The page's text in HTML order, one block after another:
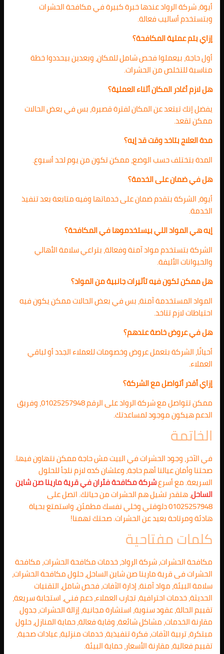
أيوة، شركة الرواد عندها خبرة كبيرة في مكافحة الحشرات
وبتستخدم أساليب فعالة.
إزاي بتم عملية المكافحة؟
أول حاجة، بيعملوا فحص شامل للمكان، وبعدين بيحددوا خطة
مناسبة للتخلص من الحشرات.
هل لازم أغادر المكان أثناء العملية؟
يفضل إنك تبتعد عن المكان لفترة قصيرة، بس في بعض الحالات
ممكن تقعد.
مدة العلاج بتاخد وقت قد إيه؟
المدة بتختلف حسب الوضع، ممكن تكون من يوم لحد أسبوع.
هل في ضمان على الخدمة؟
أيوة، الشركة بتقدم ضمان على خدماتها وفيه متابعة بعد تنفيذ
الخدمة.
إيه هي المواد اللي بيستخدموها في المكافحة؟
الشركة بتستخدم مواد آمنة وفعالة، بتراعي سلامة الأهالي
والحيوانات الأليفة.
هل ممكن تكون فيه تأثيرات جانبية من المواد؟
المواد المستخدمة آمنة، بس في بعض الحالات ممكن يكون فيه
احتياطات لازم تتاخد.
هل في عروض خاصة عندهم؟
أحيانًا، الشركة بتعمل عروض وخصومات للعملاء الجدد أو لباقي
العملاء.
إزاي أقدر أتواصل مع الشركة؟
ممكن تتواصل مع شركة الرواد على الرقم 01025257948، وفريق
الدعم هيكون موجود لمساعدتك.
الخاتمة
في الآخر، وجود الحشرات في البيت مش حاجة ممكن نتهاون فيها.
صحتنا وأمان عيالنا أهم حاجة، وعلشان كده لازم نلجأ للحلول
السريعة. مع أسرعشركة مكافحة فئران في قرية مارينا صن شاين
الساحل، هتقدر تشيل هم الحشرات من حياتك. اتصل على
01025257948 دلوقتي وخلي نفسك مطمئن، واستمتع بحياة
هادئة ومرتاحة بعيد عن الحشرات. صحتك تهمنا!
كلمات مفتاحية
مكافحة الحشرات، شركة الرواد، خدمات مكافحة الحشرات، مكافحة
الحشرات فى قرية مارينا صن شاين الساحل، حلول مكافحة الحشرات،
سلامة البيئة، مواد آمنة، إدارة الآفات، فحص شامل، التقنيات
الحديثة، خدمات احترافية، تجارب العملاء، دعم فني، استجابة سريعة،
تقييم الحالة، عقود سنوية، استشارة مجانية، إزالة الحشرات، جدول
مقارنة الخدمات، مشاكل شائعة، وقاية فعالة، حماية المنازل، حلول
مبتكرة، تربية الآفات، فكرة تنفيذية، خدمات منزلية، عيادات صحية،
تقييم فعالية، مقارنة الأسعار، حماية البيئة.